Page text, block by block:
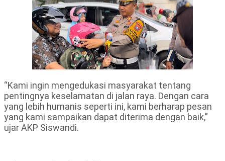
“Kami ingin mengedukasi masyarakat tentang
pentingnya keselamatan di jalan raya. Dengan cara
yang lebih humanis seperti ini, kami berharap pesan
yang kami sampaikan dapat diterima dengan baik,”
ujar AKP Siswandi.